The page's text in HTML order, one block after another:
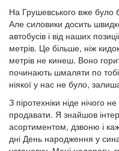
На Грушевського вже було
Але силовики досить швидко
автобусів і від наших
метрів. Це більше, ніж
метрів не кинеш. Воно
починають шмаляти по
ніякої у нас не було,
З піротехніки ніде нічого
продавати. Я знайшов
асортиментом, дзвоню і
дні День народження у